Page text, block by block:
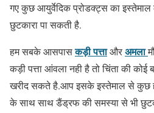
गए कुछ आयुर्वेदिक प्रोडक्ट्स का
छुटकारा पा सकती है.
हम सबके आसपासकड़ी पत्ताऔरअमला
कड़ी पत्ता आंवला नही है तो चिंता की कोई
खरीद सकते है.आप इसके इस्तेमाल से कुछ
के साथ साथ डैंड्रफ की समस्या से भी